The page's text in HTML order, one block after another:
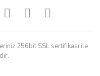
256bit SSL sertifikası ile